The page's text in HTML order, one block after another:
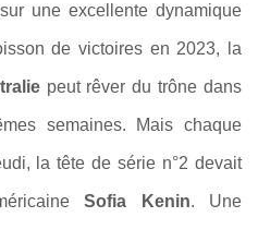
une excellente dynamique
de victoires en 2023, la
peut rêver du trône dans
semaines. Mais chaque
la tête de série n°2 devait
Sofia Kenin. Une